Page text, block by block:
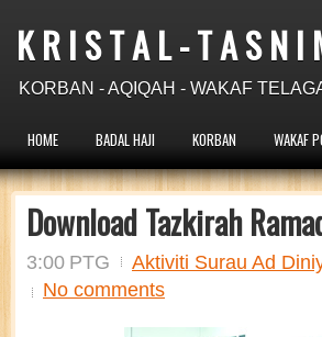
K R I S T A L - T A S N I
KORBAN - AQIQAH - WAKAF
HOME BADAL HAJI KORBAN WAKAF
Download Tazkirah
3:00 PTG Aktiviti Surau Ad
No comments